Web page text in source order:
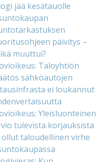
jää kesätauolle
päivitys –
muuttui?
Taloyhtiön
sähköautojen
ei loukannut
Yleisluonteinen
tulevista korjauksista
ollut taloudellinen virhe